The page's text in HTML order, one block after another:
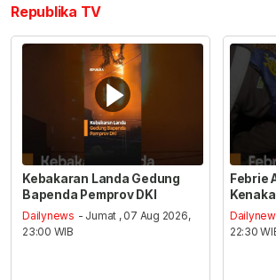
Republika TV
Kebakaran Landa Gedung
Bapenda Pemprov DKI
Dailynews - Jumat , 07 Aug 2026,
23:00 WIB
Febrie
22:30